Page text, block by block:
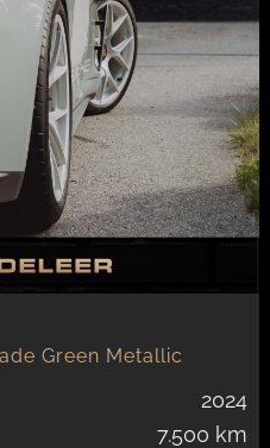
Green Metallic
2024
7.500 km